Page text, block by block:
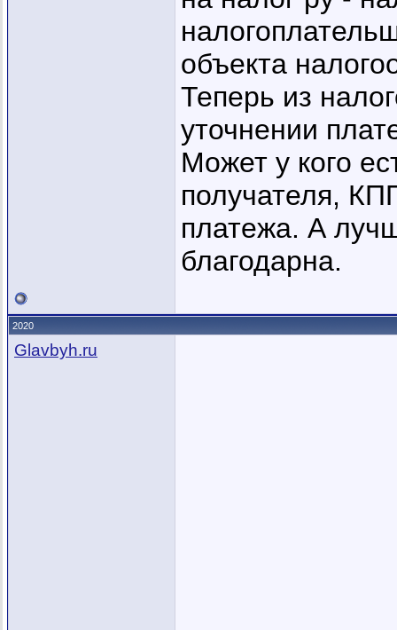
объекта
Теперь из
уточнении
Может у кого
получателя,
платежа. А
благодарна.
2020
Glavbyh.ru